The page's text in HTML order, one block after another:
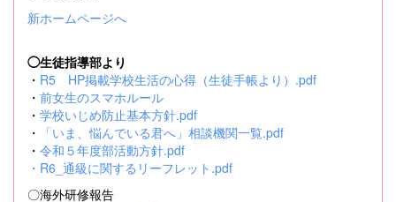
新ホームページへ
◯生徒指導部より
・ R5 HP掲載学校生活の心得（生徒手帳より）.pdf
・ 前女生のスマホルール
・ 学校いじめ防止基本方針.pdf
・
「いま、悩んでいる君へ」相談機関一覧.pdf
・ 令和５年度部活動方針.pdf
・ R6_通級に関するリーフレット.pdf
〇海外研修報告